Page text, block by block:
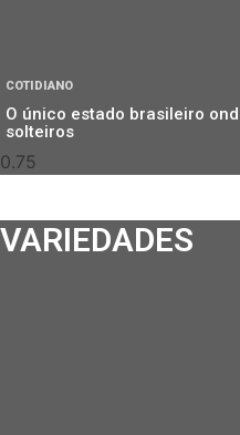
COTIDIANO
O único estado brasileiro
solteiros
VARIEDADES